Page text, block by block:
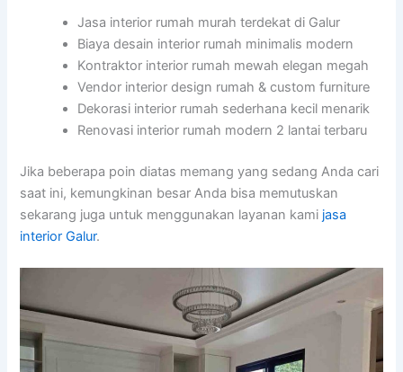
Jasa interior rumah murah terdekat di Galur
Biaya desain interior rumah minimalis modern
Kontraktor interior rumah mewah elegan megah
Vendor interior design rumah & custom furniture
Dekorasi interior rumah sederhana kecil menarik
Renovasi interior rumah modern 2 lantai terbaru
Jika beberapa poin diatas memang yang sedang Anda cari
saat ini, kemungkinan besar Anda bisa memutuskan
sekarang juga untuk menggunakan layanan kami jasa
interior Galur.